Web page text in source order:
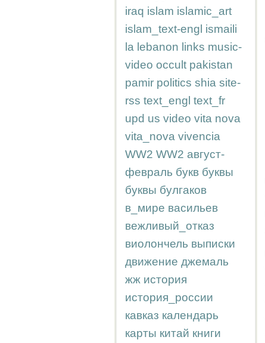
iraq islam islamic_art
islam_text-engl ismaili
la lebanon links music-
video occult pakistan
pamir politics shia site-
rss text_engl text_fr
upd us video vita nova
vita_nova vivencia
WW2 WW2 август-
февраль букв буквы
буквы булгаков
в_мире васильев
вежливый_отказ
виолончель выписки
движение джемаль
жж история
история_россии
кавказ календарь
карты китай книги